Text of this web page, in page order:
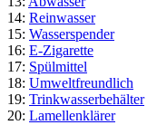
14: Reinwasser
15: Wasserspender
16: E-Zigarette
17: Spülmittel
18: Umweltfreundlich
19: Trinkwasserbehälter
20: Lamellenklärer